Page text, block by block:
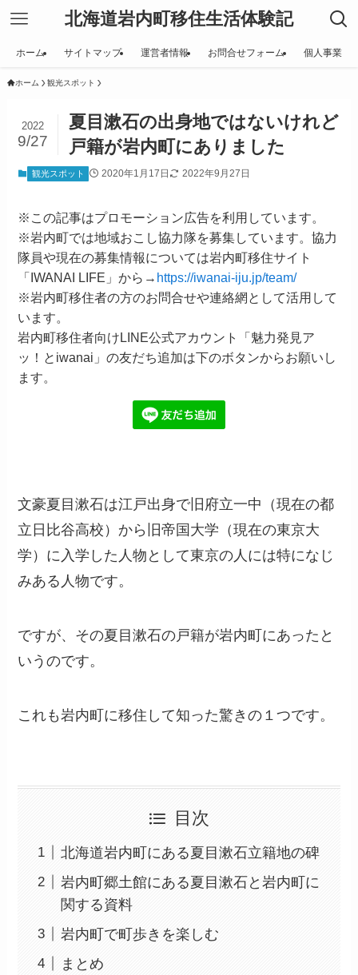
北海道岩内町移住生活体験記
ホーム サイトマップ 運営者情報 お問合せフォーム 個人事業
ホーム 観光スポット
夏目漱石の出身地ではないけれど
戸籍が岩内町にありました
2022
9/27
観光スポット 2020年1月17日 2022年9月27日
※この記事はプロモーション広告を利用しています。
※岩内町では地域おこし協力隊を募集しています。協力
隊員や現在の募集情報については岩内町移住サイト
「IWANAI LIFE」から→ https://iwanai-iju.jp/team/
※岩内町移住者の方のお問合せや連絡網として活用して
います。
岩内町移住者向けLINE公式アカウント「魅力発見ア
ッ！とiwanai」の友だち追加は下のボタンからお願いし
ます。
文豪夏目漱石は江戸出身で旧府立一中（現在の都
立日比谷高校）から旧帝国大学（現在の東京大
学）に入学した人物として東京の人には特になじ
みある人物です。
ですが、その夏目漱石の戸籍が岩内町にあったと
いうのです。
これも岩内町に移住して知った驚きの１つです。
目次
北海道岩内町にある夏目漱石立籍地の碑
岩内町郷土館にある夏目漱石と岩内町に
関する資料
岩内町で町歩きを楽しむ
まとめ